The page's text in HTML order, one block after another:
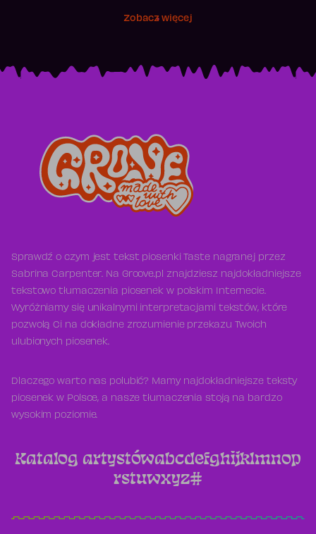
Zobacz więcej
Sprawdź o czym jest tekst piosenki Taste nagranej przez
Sabrina Carpenter. Na Groove.pl znajdziesz najdokładniejsze
tekstowo tłumaczenia piosenek w polskim Internecie.
Wyróżniamy się unikalnymi interpretacjami tekstów, które
pozwolą Ci na dokładne zrozumienie przekazu Twoich
ulubionych piosenek.
Dlaczego warto nas polubić? Mamy najdokładniejsze teksty
piosenek w Polsce, a nasze tłumaczenia stoją na bardzo
wysokim poziomie.
Katalog artystówabcdefghijklmnop
rstuwxyz#